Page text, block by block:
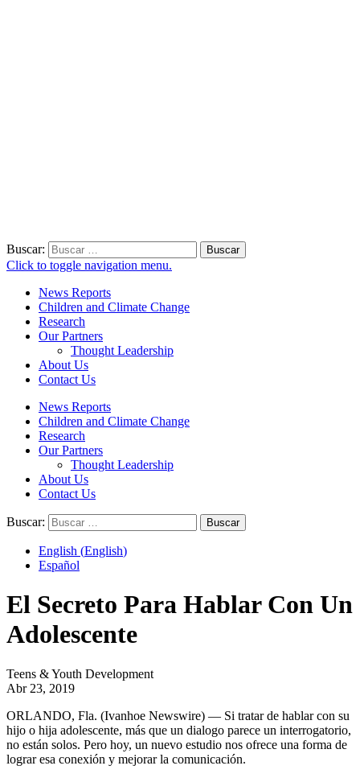
Buscar:
Click to toggle navigation menu.
News Reports
Children and Climate Change
Research
Our Partners
Thought Leadership
About Us
Contact Us
News Reports
Children and Climate Change
Research
Our Partners
Thought Leadership
About Us
Contact Us
Buscar:
English (English)
Español
El Secreto Para Hablar Con Un
Adolescente
Teens & Youth Development
Abr 23, 2019
ORLANDO, Fla. (Ivanhoe Newswire) — Si tratar de hablar con su
hijo o hija adolescente, más que un dialogo parece un interrogatorio,
no están solos. Pero hoy, un nuevo estudio nos ofrece una forma de
lograr esa conexión y mejorar la comunicación.